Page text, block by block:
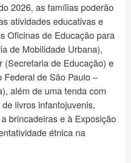
2026, as famílias poderão
atividades educativas e
Oficinas de Educação para
de Mobilidade Urbana),
(Secretaria de Educação) e
Federal de São Paulo –
além de uma tenda com
livros infantojuvenis,
brincadeiras e à Exposição
étnica na